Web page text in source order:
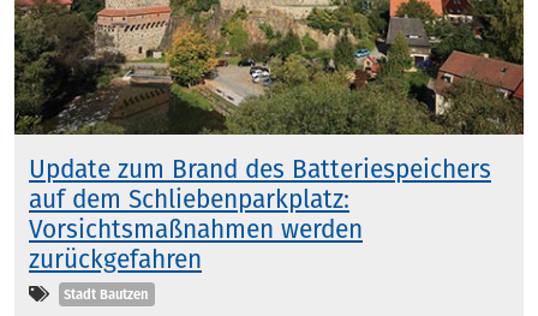
Update zum Brand des Batteriespeichers
auf dem Schliebenparkplatz:
Vorsichtsmaßnahmen werden
zurückgefahren
Kategorien
Stadt Bautzen